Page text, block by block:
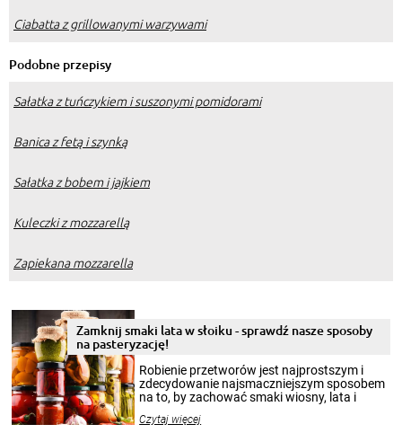
Ciabatta z grillowanymi warzywami
Podobne przepisy
Sałatka z tuńczykiem i suszonymi pomidorami
Banica z fetą i szynką
Sałatka z bobem i jajkiem
Kuleczki z mozzarellą
Zapiekana mozzarella
Zamknij smaki lata w słoiku - sprawdź nasze sposoby
na pasteryzację!
Robienie przetworów jest najprostszym i
zdecydowanie najsmaczniejszym sposobem
na to, by zachować smaki wiosny, lata i
krajobrazów, by cieszyć nimi oko w sezonie
Czytaj więcej